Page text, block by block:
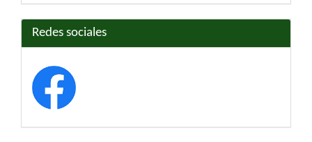
Redes sociales